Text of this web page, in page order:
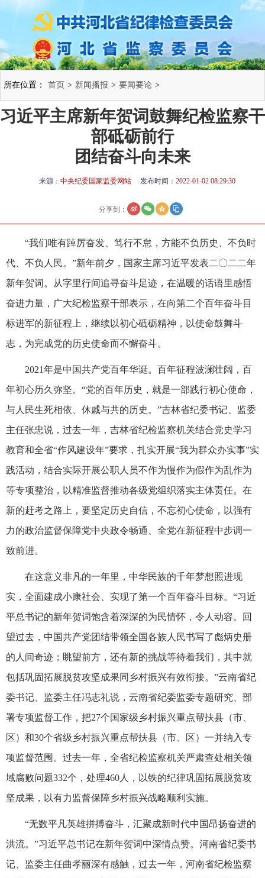
所在位置： 首页 > 新闻播报 > 要闻要论 >
习近平主席新年贺词鼓舞纪检监察干
部砥砺前行
团结奋斗向未来
来源： 中央纪委国家监委网站 发布时间： 2022-01-02 08:29:30
分享到：
“我们唯有踔厉奋发、笃行不怠，方能不负历史、不负时
代、不负人民。”新年前夕，国家主席习近平发表二〇二二年
新年贺词。从字里行间追寻奋斗足迹，在温暖的话语里感悟
奋进力量，广大纪检监察干部表示，在向第二个百年奋斗目
标进军的新征程上，继续以初心砥砺精神，以使命鼓舞斗
志，为完成党的历史使命而不懈奋斗。
2021年是中国共产党百年华诞。百年征程波澜壮阔，百
年初心历久弥坚。“党的百年历史，就是一部践行初心使命，
与人民生死相依、休戚与共的历史。”吉林省纪委书记、监委
主任张忠说，过去一年，吉林省纪检监察机关结合党史学习
教育和全省“作风建设年”要求，扎实开展“我为群众办实事”实
践活动，结合实际开展公职人员不作为慢作为假作为乱作为
等专项整治，以精准监督推动各级党组织落实主体责任。在
新的赶考之路上，要坚定历史自信，不忘初心使命，以强有
力的政治监督保障党中央政令畅通、全党在新征程中步调一
致前进。
在这意义非凡的一年里，中华民族的千年梦想照进现
实，全面建成小康社会、实现了第一个百年奋斗目标。“习近
平总书记的新年贺词饱含着深深的为民情怀，令人动容。回
望过去，中国共产党团结带领全国各族人民书写了彪炳史册
的人间奇迹；眺望前方，还有新的挑战等待着我们，其中就
包括巩固拓展脱贫攻坚成果同乡村振兴有效衔接。”云南省纪
委书记、监委主任冯志礼说，云南省纪委监委专题研究、部
署专项监督工作，把27个国家级乡村振兴重点帮扶县（市、
区）和30个省级乡村振兴重点帮扶县（市、区）一并纳入专
项监督范围。过去一年，全省纪检监察机关严肃查处相关领
域腐败问题332个，处理460人，以铁的纪律巩固拓展脱贫攻
坚成果，以有力监督保障乡村振兴战略顺利实施。
“无数平凡英雄拼搏奋斗，汇聚成新时代中国昂扬奋进的
洪流。”习近平总书记在新年贺词中深情点赞。河南省纪委书
记、监委主任曲孝丽深有感触，过去一年，河南省纪检监察